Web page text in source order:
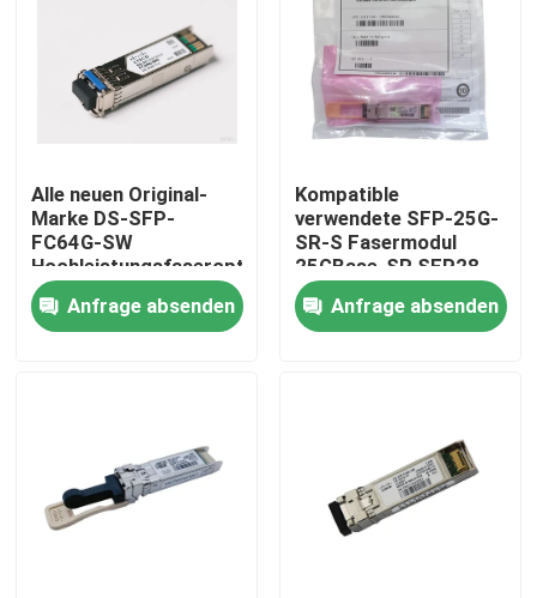
Über uns
Qualitätskontrolle
Treten Sie mit uns in Verbindung
400G/800G optisches Modul
Alle neuen Original-
Marke DS-SFP-
FC64G-SW
Hochleistungsfaseroptische
Geräte für KI-
Rechenzentren
Anfrage absenden
Kompatible
verwendete SFP-25G-
SR-S Fasermodul
25GBase-SR SFP28
Empfänger
Anfrage absenden